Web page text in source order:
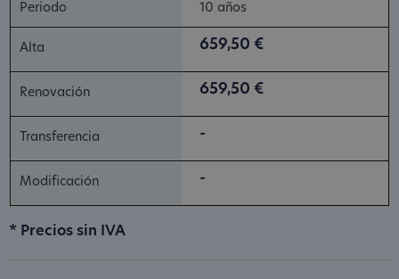
10 años
659,50 €
659,50 €
-
-
* Precios sin IVA